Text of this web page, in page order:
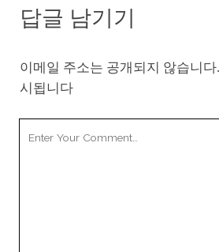
답글 남기기
이메일 주소는 공개되지 않습니다.
시됩니다